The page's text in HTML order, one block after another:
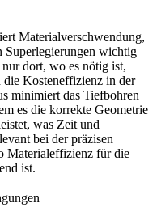
Materialverschwendung,
Superlegierungen wichtig
dort, wo es nötig ist,
die Kosteneffizienz in der
minimiert das Tiefbohren
es die korrekte Geometrie
was Zeit und
bei derpräzisen
Materialeffizienz für die
ist.